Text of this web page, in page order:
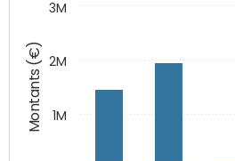
Montants (€) 1M
2M
3M